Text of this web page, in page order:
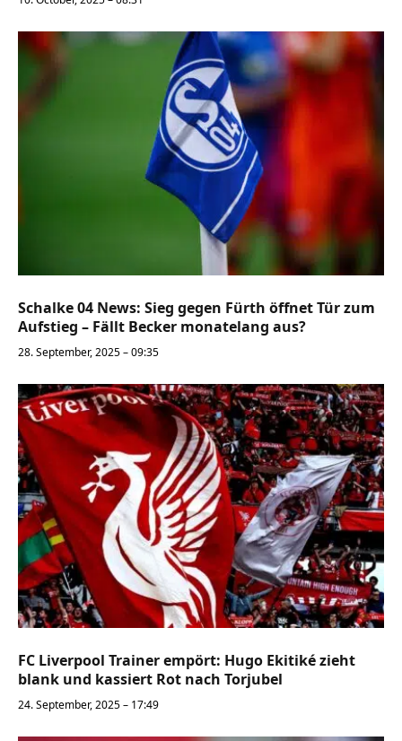
Schalke 04 News: Sieg gegen Fürth öffnet Tür zum
Aufstieg – Fällt Becker monatelang aus?
28. September, 2025 – 09:35
FC Liverpool Trainer empört: Hugo Ekitiké zieht
blank und kassiert Rot nach Torjubel
24. September, 2025 – 17:49